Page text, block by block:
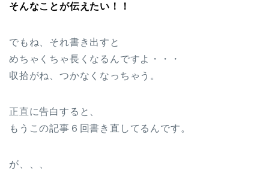
そんなことが伝えたい！！
でもね、それ書き出すと
めちゃくちゃ長くなるんですよ・・・
収拾がね、つかなくなっちゃう。
正直に告白すると、
もうこの記事６回書き直してるんです。
が、、、